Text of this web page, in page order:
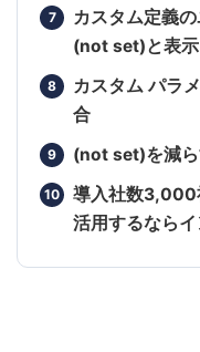
カスタム定義
(not set)と表
カスタム パラ
合
(not set)を減
導入社数3,000
活用するなら